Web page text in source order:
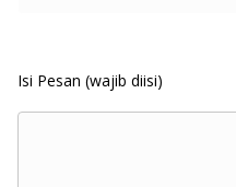
Isi Pesan (wajib diisi)